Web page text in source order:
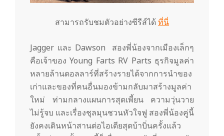
สามารถรับชมตัวอย่างซีรีส์ได้ ที่นี่
Jagger และ Dawson สองพี่น้องจากเมืองเล็กๆ
คือเจ้าของ Young Farts RV Parts ธุรกิจมูลค่า
หลายล้านดอลลาร์ที่สร้างรายได้จากการนำของ
เก่าและของที่คนอื่นมองข้ามกลับมาสร้างมูลค่า
ใหม่ ท่ามกลางแผนการสุดเพี้ยน ความวุ่นวาย
ไม่รู้จบ และเรื่องชุลมุนชวนหัวใจฟู สองพี่น้องคู่นี้
ยังคงเดินหน้าสานต่อไอเดียสุดบ้าบิ่นครั้งแล้ว